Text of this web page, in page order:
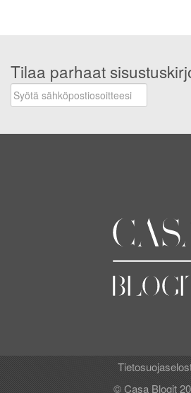
Tilaa parhaat
© Casa Blogit